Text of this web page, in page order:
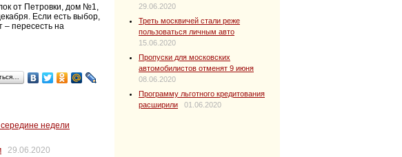
от Петровки, дом №1,
Если есть выбор,
– пересесть на
недели
29.06.2020
29.06.2020
Треть москвичей стали реже
пользоваться личным авто
15.06.2020
Пропуски для московских
автомобилистов отменят 9 июня
08.06.2020
Программу льготного кредитования
расширили
01.06.2020